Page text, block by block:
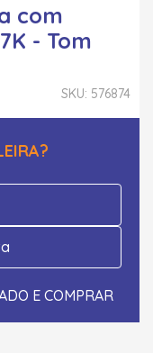
com
- Tom
SKU: 576874
E COMPRAR